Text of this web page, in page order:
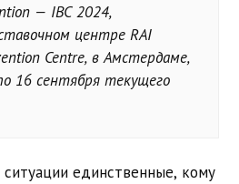
— IBC 2024,
центре RAI
Centre, в Амстердаме,
16 сентября текущего
единственные, кому